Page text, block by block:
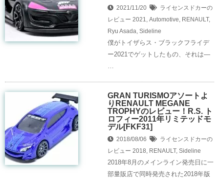
2021/11/20
ライセンスドカーの
レビュー 2021, Automotive, RENAULT,
Ryu Asada, Sideline
僕がトイザらス・ブラックフライデ
ー2021でゲットしたもの、それは—
GRAN TURISMOアソートよ
りRENAULT MEGANE
TROPHYのレビュー！R.S. ト
ロフィー2011年リミテッドモ
デル[FKF31]
2018/08/06
ライセンスドカーの
レビュー 2018, RENAULT, Sideline
2018年8月のメインライン発売日に一
部量販店で同時発売された2018年版